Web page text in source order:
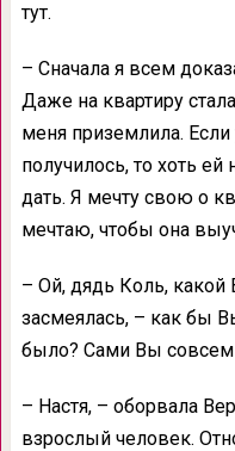
тут.
– Сначала я всем
Даже на квартиру
меня приземлила.
получилось, то хоть
дать. Я мечту свою о
мечтаю, чтобы она
– Ой, дядь Коль, какой
засмеялась, – как бы
было? Сами Вы совсем
– Настя, – оборвала
взрослый человек.